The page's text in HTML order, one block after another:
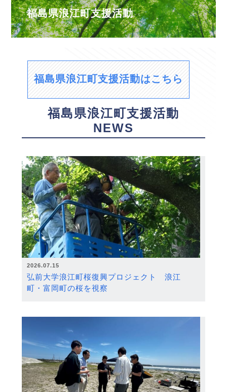
福島県浪江町支援活動
福島県浪江町支援活動はこちら
福島県浪江町支援活動
NEWS
2026.07.15
弘前大学浪江町桜復興プロジェクト 浪江
町・富岡町の桜を視察